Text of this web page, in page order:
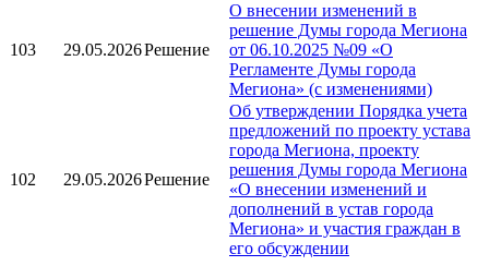
103 29.05.2026Решение
О внесении изменений в
решение Думы города Мегиона
от 06.10.2025 №09 «О
Регламенте Думы города
Мегиона» (с изменениями)
102 29.05.2026Решение
Об утверждении Порядка учета
предложений по проекту устава
города Мегиона, проекту
решения Думы города Мегиона
«О внесении изменений и
дополнений в устав города
Мегиона» и участия граждан в
его обсуждении